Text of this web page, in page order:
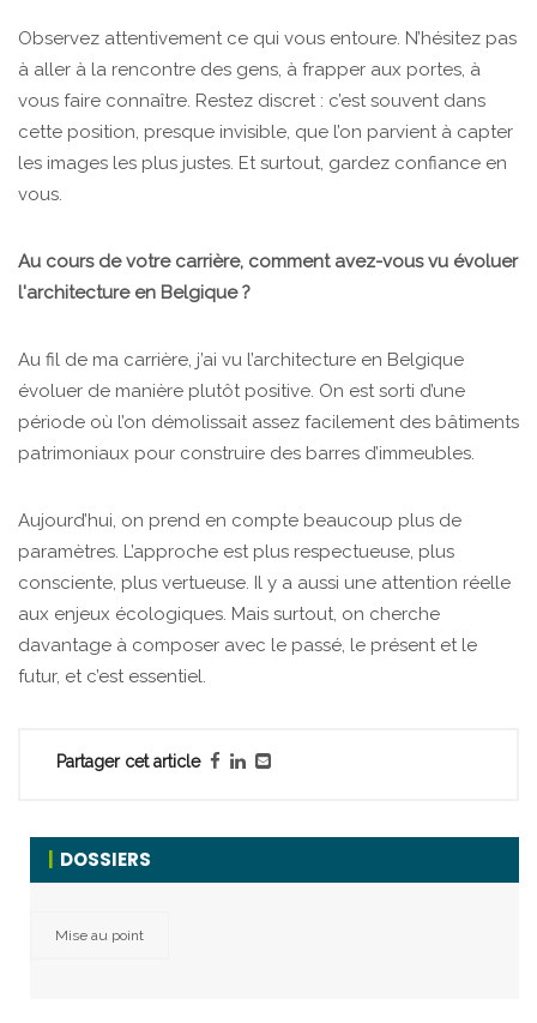
Observez attentivement ce qui vous entoure. N’hésitez pas
à aller à la rencontre des gens, à frapper aux portes, à
vous faire connaître. Restez discret : c’est souvent dans
cette position, presque invisible, que l’on parvient à capter
les images les plus justes. Et surtout, gardez confiance en
vous.
Au cours de votre carrière, comment avez-vous vu évoluer
l'architecture en Belgique ?
Au fil de ma carrière, j’ai vu l’architecture en Belgique
évoluer de manière plutôt positive. On est sorti d’une
période où l’on démolissait assez facilement des bâtiments
patrimoniaux pour construire des barres d’immeubles.
Aujourd’hui, on prend en compte beaucoup plus de
paramètres. L’approche est plus respectueuse, plus
consciente, plus vertueuse. Il y a aussi une attention réelle
aux enjeux écologiques. Mais surtout, on cherche
davantage à composer avec le passé, le présent et le
futur, et c’est essentiel.
Partager cet article
DOSSIERS
Mise au point